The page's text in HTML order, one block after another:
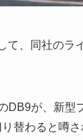
て、同社のラ
DB9が、新型
替わると噂さ